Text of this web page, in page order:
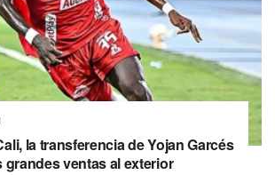
la transferencia de Yojan Garcés
grandes ventas al exterior